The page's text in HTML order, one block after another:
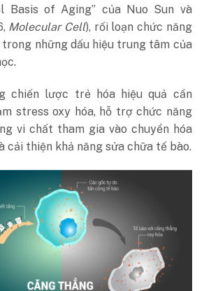
Basis of Aging” của Nuo Sun và
Molecular Cell), rối loạn chức năng
những dấu hiệu trung tâm của
chiến lược trẻ hóa hiệu quả cần
stress oxy hóa, hỗ trợ chức năng
vi chất tham gia vào chuyển hóa
cải thiện khả năng sửa chữa tế bào.